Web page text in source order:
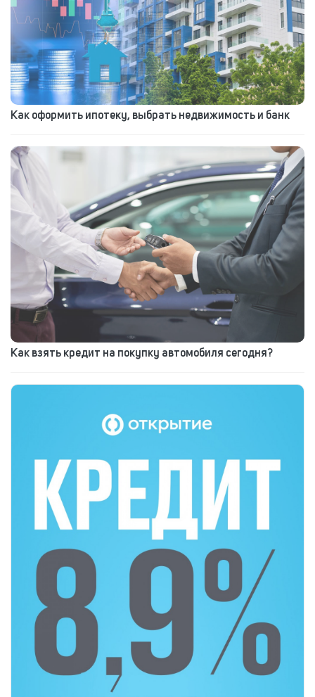
Как оформить ипотеку, выбрать недвижимость и банк
Как взять кредит на покупку автомобиля сегодня?